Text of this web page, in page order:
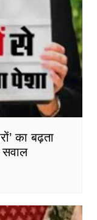
का बढ़ता
सवाल